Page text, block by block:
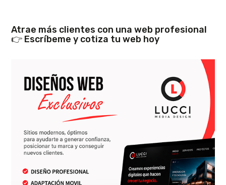
Atrae más clientes con una web profesional
👉 Escríbeme y cotiza tu web hoy